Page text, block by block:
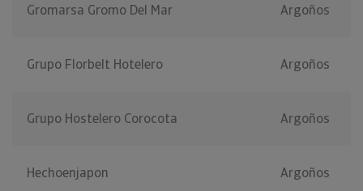
Gromarsa Gromo Del Mar Argoños
Grupo Florbelt Hotelero Argoños
Grupo Hostelero Corocota Argoños
Hechoenjapon Argoños